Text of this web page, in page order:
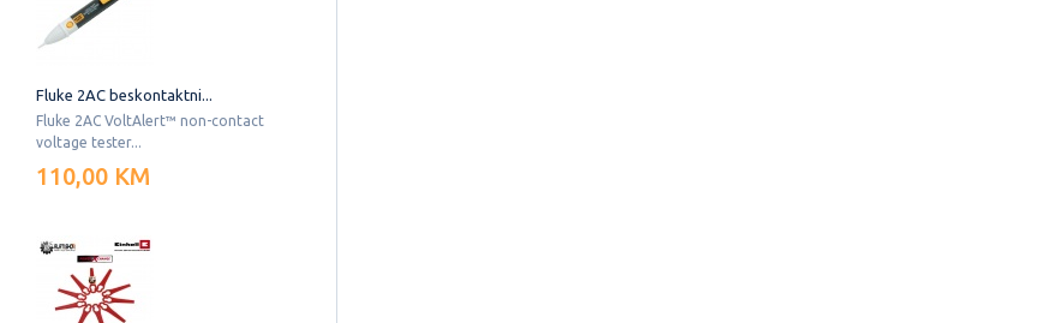
Fluke 2AC beskontaktni...
Fluke 2AC VoltAlert™ non-contact
voltage tester...
110,00 KM